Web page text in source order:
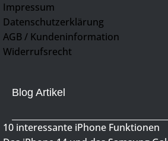
Impressum
Datenschutzerklärung
AGB / Kundeninformation
Widerrufsrecht
Blog Artikel
10 interessante iPhone Funktionen